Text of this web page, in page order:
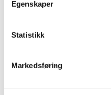
Egenskaper
Statistikk
Markedsføring
kundeportalen for full
Del på sosiale medier